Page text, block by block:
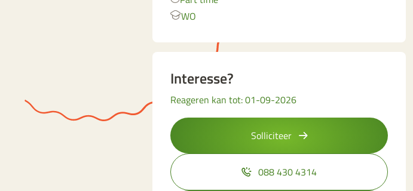
WO
Interesse?
Reageren kan tot: 01-09-2026
Solliciteer
088 430 4314